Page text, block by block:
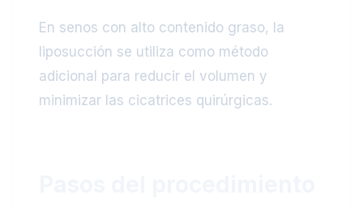
En senos con alto contenido graso, la
liposucción se utiliza como método
adicional para reducir el volumen y
minimizar las cicatrices quirúrgicas.